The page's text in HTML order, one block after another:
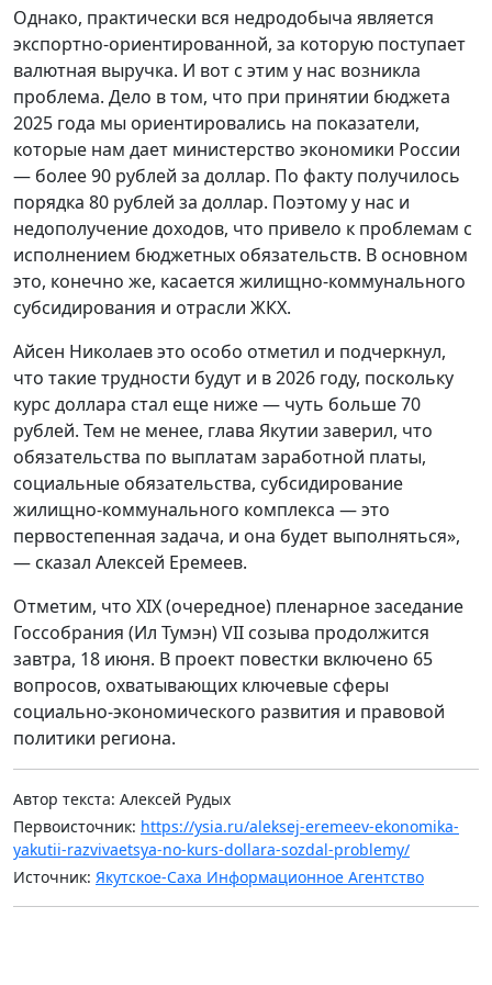
Однако, практически вся недродобыча является
экспортно-ориентированной, за которую поступает
валютная выручка. И вот с этим у нас возникла
проблема. Дело в том, что при принятии бюджета
2025 года мы ориентировались на показатели,
которые нам дает министерство экономики России
— более 90 рублей за доллар. По факту получилось
порядка 80 рублей за доллар. Поэтому у нас и
недополучение доходов, что привело к проблемам с
исполнением бюджетных обязательств. В основном
это, конечно же, касается жилищно-коммунального
субсидирования и отрасли ЖКХ.
Айсен Николаев это особо отметил и подчеркнул,
что такие трудности будут и в 2026 году, поскольку
курс доллара стал еще ниже — чуть больше 70
рублей. Тем не менее, глава Якутии заверил, что
обязательства по выплатам заработной платы,
социальные обязательства, субсидирование
жилищно-коммунального комплекса — это
первостепенная задача, и она будет выполняться»,
— сказал Алексей Еремеев.
Отметим, что XIX (очередное) пленарное заседание
Госсобрания (Ил Тумэн) VII созыва продолжится
завтра, 18 июня. В проект повестки включено 65
вопросов, охватывающих ключевые сферы
социально-экономического развития и правовой
политики региона.
Автор текста: Алексей Рудых
Первоисточник: https://ysia.ru/aleksej-eremeev-ekonomika-
yakutii-razvivaetsya-no-kurs-dollara-sozdal-problemy/
Источник: Якутское-Саха Информационное Агентство